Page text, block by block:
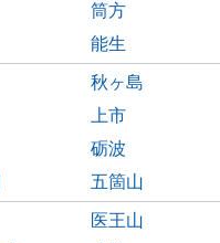
筒方
能生
秋ヶ島
上市
砺波
五箇山
医王山